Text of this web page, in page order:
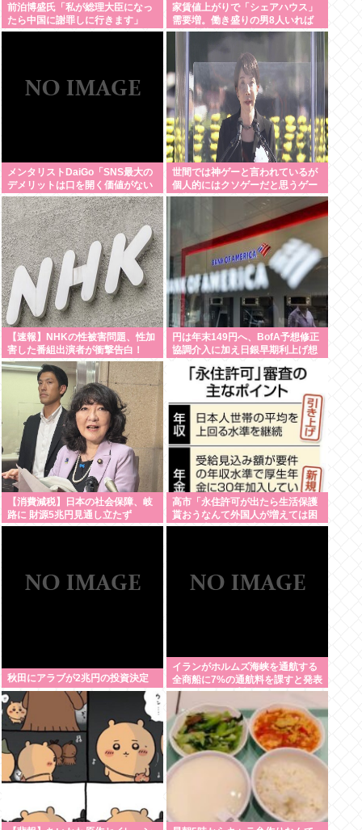
前泊博盛氏「私が総理大臣になっ
たら中国に謝罪しに行きます」
家賃値上がりで「シェアハウス」
需要増。働き盛りの男8人いれば
一軒家暮らしも余裕で毎日楽しい
メンタリストDaiGo「SNS最大の
デメリットは口を開く価値がない
奴が発信できるようになったこ
と」
世間では神ゲーと言われているが
個人的にはクソゲーだと思うゲー
ム挙げてけwww
【速報】NHKの性被害問題、性加
害した番組出演者が衝撃告白！
円は年末149円へ、BofA予想修正
協調介入に加え日銀早期利上げ想
【消費減税】日本の社会保障、岐
路に 財源5兆円見通し立たず
高市「永住許可が出たら生活保護
貰おうなんて外国人が増えては困
る。日本人以上の水準のみ許可」
秋田にアラブが2兆円の投資決定
イランがホルムズ海峡を通航する
全商船に7%の通航料を課すと発表
した。トランプ大統領がイランを
攻撃する前は無料だった